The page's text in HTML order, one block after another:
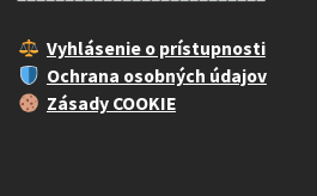
Vyhlásenie o prístupnosti
Ochrana osobných údajov
Zásady COOKIE